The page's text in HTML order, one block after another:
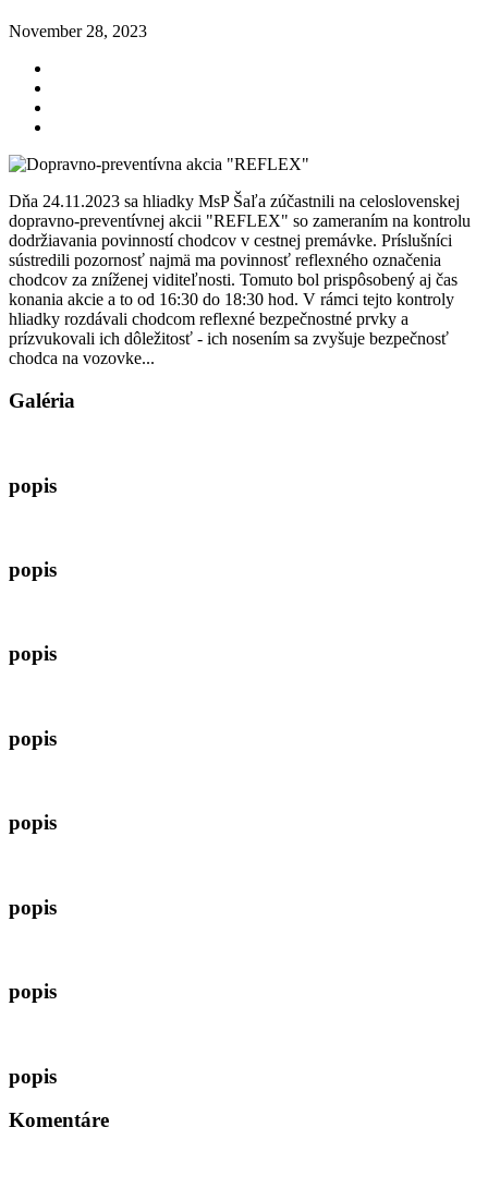
November 28, 2023
Dňa 24.11.2023 sa hliadky MsP Šaľa zúčastnili na celoslovenskej
dopravno-preventívnej akcii "REFLEX" so zameraním na kontrolu
dodržiavania povinností chodcov v cestnej premávke. Príslušníci
sústredili pozornosť najmä ma povinnosť reflexného označenia
chodcov za zníženej viditeľnosti. Tomuto bol prispôsobený aj čas
konania akcie a to od 16:30 do 18:30 hod. V rámci tejto kontroly
hliadky rozdávali chodcom reflexné bezpečnostné prvky a
prízvukovali ich dôležitosť - ich nosením sa zvyšuje bezpečnosť
chodca na vozovke...
Galéria
popis
popis
popis
popis
popis
popis
popis
popis
Komentáre